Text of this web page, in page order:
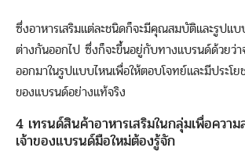
ซึ่งอาหารเสริมแต่ละชนิดก็จะมีคุณสมบัติและรูปแ
ต่างกันออกไป ซึ่งก็จะขึ้นอยู่กับทางแบรนด์ด้วยว่
ออกมาในรูปแบบไหนเพื่อให้ตอบโจทย์และมีประโ
ของแบรนด์อย่างแท้จริง
4 เทรนด์สินค้าอาหารเสริมในกลุ่มเพื่อควา
เจ้าของแบรนด์มือใหม่ต้องรู้จัก